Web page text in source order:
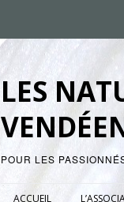
LES
POUR LES
ACCUEIL